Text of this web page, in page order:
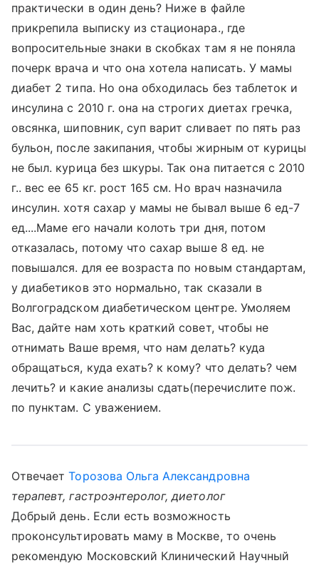
практически в один день? Ниже в файле
прикрепила выписку из стационара., где
вопросительные знаки в скобках там я не поняла
почерк врача и что она хотела написать. У мамы
диабет 2 типа. Но она обходилась без таблеток и
инсулина с 2010 г. она на строгих диетах гречка,
овсянка, шиповник, суп варит сливает по пять раз
бульон, после закипания, чтобы жирным от курицы
не был. курица без шкуры. Так она питается с 2010
г.. вес ее 65 кг. рост 165 см. Но врач назначила
инсулин. хотя сахар у мамы не бывал выше 6 ед-7
ед....Маме его начали колоть три дня, потом
отказалась, потому что сахар выше 8 ед. не
повышался. для ее возраста по новым стандартам,
у диабетиков это нормально, так сказали в
Волгоградском диабетическом центре. Умоляем
Вас, дайте нам хоть краткий совет, чтобы не
отнимать Ваше время, что нам делать? куда
обращаться, куда ехать? к кому? что делать? чем
лечить? и какие анализы сдать(перечислите пож.
по пунктам. С уважением.
ОтвечаетТорозова Ольга Александровна
терапевт, гастроэнтеролог, диетолог
Добрый день. Если есть возможность
проконсультировать маму в Москве, то очень
рекомендую Московский Клинический Научный